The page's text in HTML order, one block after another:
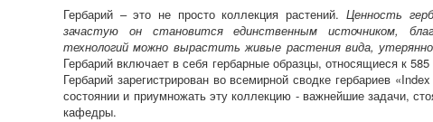
Гербарий – это не просто коллекция растений. Ценность
зачастую он становится единственным источником,
технологий можно вырастить живые растения вида,
Гербарий включает в себя гербарные образцы, относящиеся к
Гербарий зарегистрирован во всемирной сводке гербариев
состоянии и приумножать эту коллекцию - важнейшие задачи,
кафедры.